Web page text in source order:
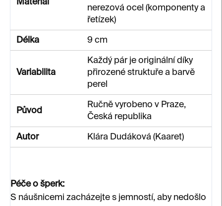
Materiál
nerezová ocel (komponenty a
řetízek)
Délka 9 cm
Variabilita
Každý pár je originální díky
přirozené struktuře a barvě
perel
Původ
Ručně vyrobeno v Praze,
Česká republika
Autor Klára Dudáková (Kaaret)
Péče o šperk:
S náušnicemi zacházejte s jemností, aby nedošlo